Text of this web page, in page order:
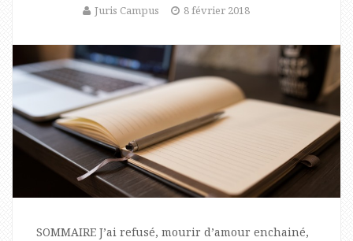
Juris Campus 8 février 2018
SOMMAIRE J’ai refusé, mourir d’amour enchainé,